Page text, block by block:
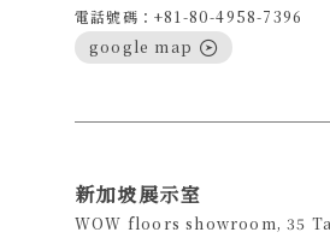
電話號碼：+81-80-4958-7396
google map
新加坡展示室
WOW floors showroom, 35